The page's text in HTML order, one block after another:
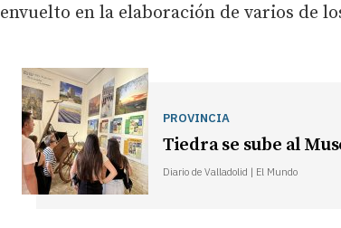
envuelto en la elaboración de varios de
PROVINCIA
Tiedra se sube al
Diario de Valladolid | El Mundo